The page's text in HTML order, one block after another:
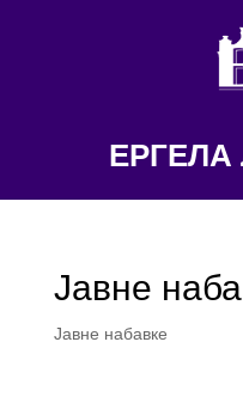
Јавне
Јавне набавке